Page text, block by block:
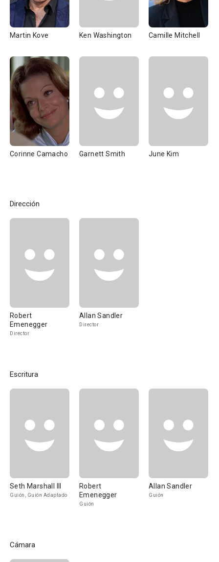
Martin Kove Ken Washington Camille Mitchell
Corinne Camacho Garnett Smith June Kim
Dirección
Robert
Emenegger
Director
Allan Sandler
Director
Escritura
Seth Marshall III
Guión, Guión Adaptado
Robert
Emenegger
Guión
Allan Sandler
Guión
Cámara